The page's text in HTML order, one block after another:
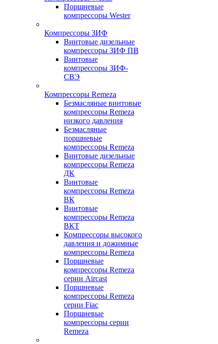
Поршневые
компрессоры Wester
Компрессоры ЗИФ
Винтовые дизельные
компрессоры ЗИФ ПВ
Винтовые
компрессоры ЗИФ-
СВЭ
Компрессоры Remeza
Безмасляные винтовые
компрессоры Remeza
низкого давления
Безмасляные
поршневые
компрессоры Remeza
Винтовые дизельные
компрессоры Remeza
ДК
Винтовые
компрессоры Remeza
ВК
Винтовые
компрессоры Remeza
ВКТ
Компрессоры высокого
давления и дожимные
компрессоры Remeza
Поршневые
компрессоры Remeza
серии Aircast
Поршневые
компрессоры Remeza
серии Fiac
Поршневые
компрессоры серии
Remeza